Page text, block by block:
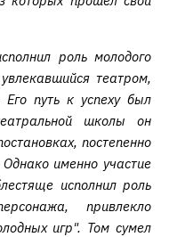
роль молодого
театром,
путь к успеху был
школы он
постепенно
именно участие
исполнил роль
привлекло
игр". Том сумел